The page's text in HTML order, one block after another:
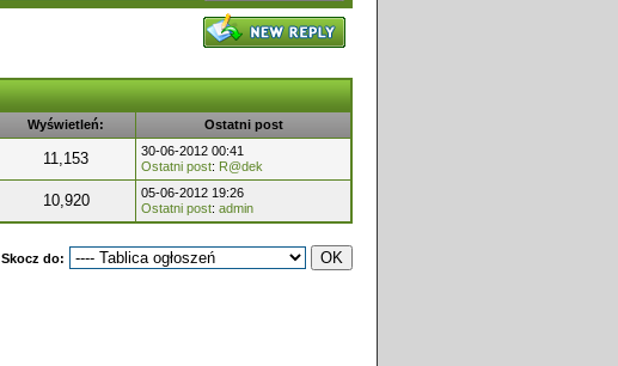
Wyświetleń: Ostatni post
11,153
30-06-2012 00:41
Ostatni post: R@dek
10,920
05-06-2012 19:26
Ostatni post: admin
Skocz do: